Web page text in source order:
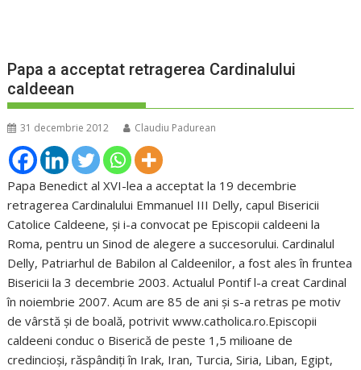
Papa a acceptat retragerea Cardinalului
caldeean
31 decembrie 2012 Claudiu Padurean
Papa Benedict al XVI-lea a acceptat la 19 decembrie
retragerea Cardinalului Emmanuel III Delly, capul Bisericii
Catolice Caldeene, şi i-a convocat pe Episcopii caldeeni la
Roma, pentru un Sinod de alegere a succesorului. Cardinalul
Delly, Patriarhul de Babilon al Caldeenilor, a fost ales în fruntea
Bisericii la 3 decembrie 2003. Actualul Pontif l-a creat Cardinal
în noiembrie 2007. Acum are 85 de ani şi s-a retras pe motiv
de vârstă şi de boală, potrivit www.catholica.ro.Episcopii
caldeeni conduc o Biserică de peste 1,5 milioane de
credincioşi, răspândiţi în Irak, Iran, Turcia, Siria, Liban, Egipt,